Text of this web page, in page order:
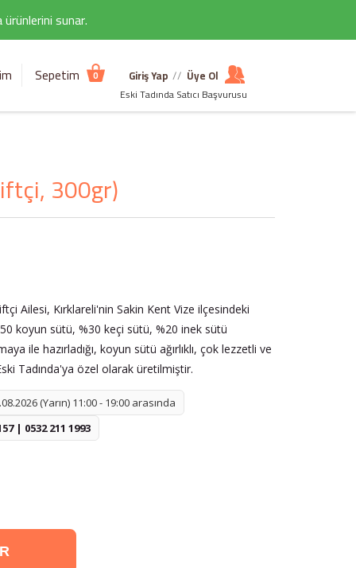
sunar.
Sepetim 0 Giriş Yap // Üye Ol
Eski Tadında Satıcı Başvurusu
300gr)
Ailesi, Kırklareli'nin Sakin Kent Vize ilçesindeki
koyun sütü, %30 keçi sütü, %20 inek sütü
ile hazırladığı, koyun sütü ağırlıklı, çok lezzetli ve
Tadında'ya özel olarak üretilmiştir.
(Yarın) 11:00 - 19:00 arasında
| 0532 211 1993